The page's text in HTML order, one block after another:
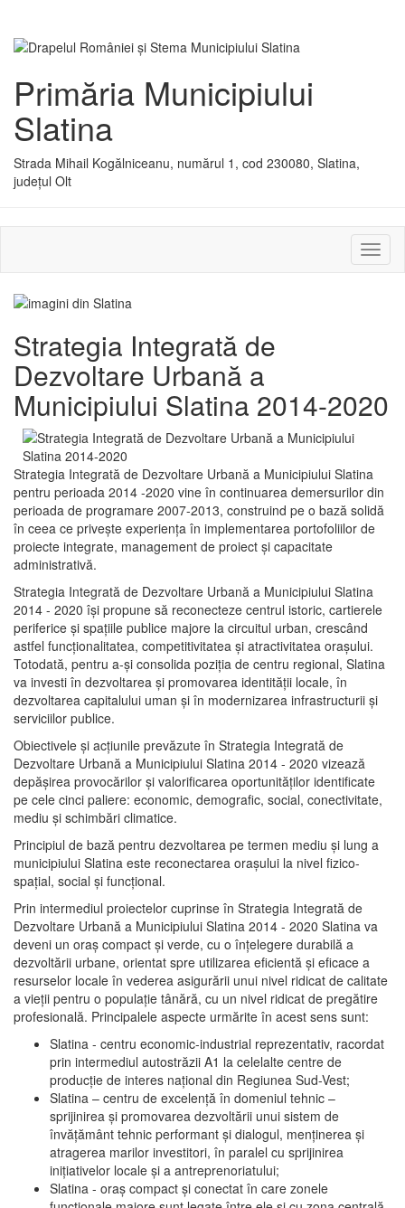
Primăria Municipiului
Slatina
Strada Mihail Kogălniceanu, numărul 1, cod 230080, Slatina,
județul Olt
sau
Strategia Integrată de
Dezvoltare Urbană a
Municipiului Slatina 2014-2020
Strategia Integrată de Dezvoltare Urbană a Municipiului Slatina
pentru perioada 2014 -2020 vine în continuarea demersurilor din
perioada de programare 2007-2013, construind pe o bază solidă
în ceea ce priveşte experienţa în implementarea portofoliilor de
proiecte integrate, management de proiect și capacitate
administrativă.
Strategia Integrată de Dezvoltare Urbană a Municipiului Slatina
2014 - 2020 își propune să reconecteze centrul istoric, cartierele
periferice şi spaţiile publice majore la circuitul urban, crescând
astfel funcţionalitatea, competitivitatea şi atractivitatea oraşului.
Totodată, pentru a-şi consolida poziţia de centru regional, Slatina
va investi în dezvoltarea şi promovarea identităţii locale, în
dezvoltarea capitalului uman şi în modernizarea infrastructurii şi
serviciilor publice.
Obiectivele şi acţiunile prevăzute în Strategia Integrată de
Dezvoltare Urbană a Municipiului Slatina 2014 - 2020 vizează
depășirea provocărilor şi valorificarea oportunităţilor identificate
pe cele cinci paliere: economic, demografic, social, conectivitate,
mediu şi schimbări climatice.
Principiul de bază pentru dezvoltarea pe termen mediu şi lung a
municipiului Slatina este reconectarea oraşului la nivel fizico-
spaţial, social şi funcţional.
Prin intermediul proiectelor cuprinse în Strategia Integrată de
Dezvoltare Urbană a Municipiului Slatina 2014 - 2020 Slatina va
deveni un oraş compact şi verde, cu o înţelegere durabilă a
dezvoltării urbane, orientat spre utilizarea eficientă şi eficace a
resurselor locale în vederea asigurării unui nivel ridicat de calitate
a vieţii pentru o populaţie tânără, cu un nivel ridicat de pregătire
profesională. Principalele aspecte urmărite în acest sens sunt:
Slatina - centru economic-industrial reprezentativ, racordat
prin intermediul autostrăzii A1 la celelalte centre de
producţie de interes naţional din Regiunea Sud-Vest;
Slatina – centru de excelenţă în domeniul tehnic –
sprijinirea şi promovarea dezvoltării unui sistem de
învăţământ tehnic performant şi dialogul, menţinerea şi
atragerea marilor investitori, în paralel cu sprijinirea
iniţiativelor locale şi a antreprenoriatului;
Slatina - oraş compact şi conectat în care zonele